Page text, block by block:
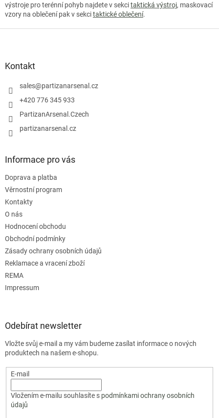
výstroje pro terénní pohyb najdete v sekcitaktická výstroj, maskovací
vzory na oblečení pak v sekcitaktické oblečení.
Kontakt
sales@partizanarsenal.cz
+420 776 345 933
PartizanArsenal.Czech
partizanarsenal.cz
Informace pro vás
Doprava a platba
Věrnostní program
Kontakty
O nás
Hodnocení obchodu
Obchodní podmínky
Zásady ochrany osobních údajů
Reklamace a vracení zboží
REMA
Impressum
Odebírat newsletter
Vložte svůj e-mail a my vám budeme zasílat informace o nových
produktech na našem e-shopu.
E-mail
Vložením e-mailu souhlasíte s podmínkami ochrany osobních
údajů